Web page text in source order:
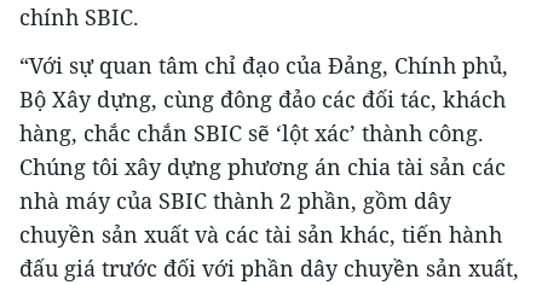
chính SBIC.
“Với sự quan tâm chỉ đạo của Đảng, Chính phủ,
Bộ Xây dựng, cùng đông đảo các đối tác, khách
hàng, chắc chắn SBIC sẽ ‘lột xác’ thành công.
Chúng tôi xây dựng phương án chia tài sản các
nhà máy của SBIC thành 2 phần, gồm dây
chuyền sản xuất và các tài sản khác, tiến hành
đấu giá trước đối với phần dây chuyền sản xuất,